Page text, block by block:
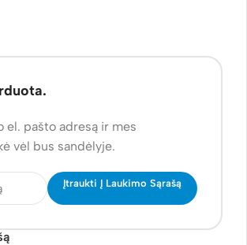
el. pašto adresą ir mes
vėl bus sandėlyje.
Įtraukti Į Laukimo Sąrašą